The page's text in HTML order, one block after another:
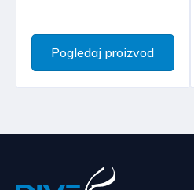
Pogledaj proizvod